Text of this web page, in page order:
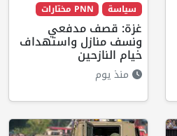
سياسة PNN مختارات
غزة: قصف مدفعي
ونسف منازل واستهداف
خيام النازحين
منذ يوم